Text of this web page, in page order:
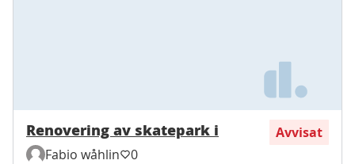
Renovering av skatepark i
Avvisat
Fabio wåhlin
0